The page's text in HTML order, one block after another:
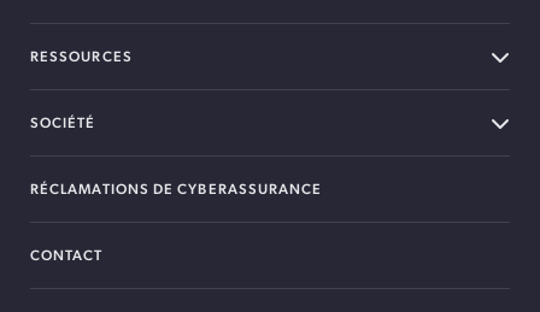
RESSOURCES
SOCIÉTÉ
RÉCLAMATIONS DE CYBERASSURANCE
CONTACT